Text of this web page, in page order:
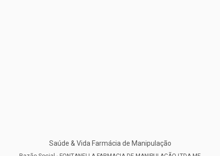
Saúde & Vida Farmácia de Manipulação